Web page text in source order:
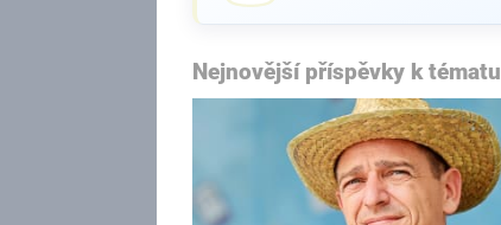
Nejnovější příspěvky k tématu